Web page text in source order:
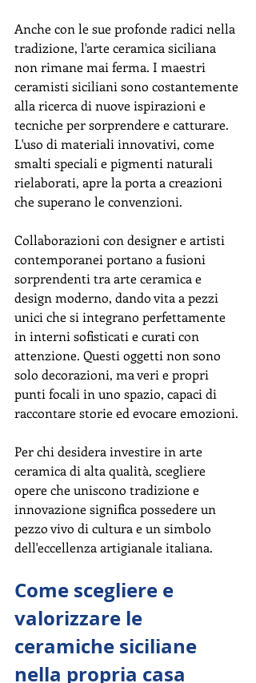
Anche con le sue profonde radici nella
tradizione, l'arte ceramica siciliana
non rimane mai ferma. I maestri
ceramisti siciliani sono costantemente
alla ricerca di nuove ispirazioni e
tecniche per sorprendere e catturare.
L'uso di materiali innovativi, come
smalti speciali e pigmenti naturali
rielaborati, apre la porta a creazioni
che superano le convenzioni.
Collaborazioni con designer e artisti
contemporanei portano a fusioni
sorprendenti tra arte ceramica e
design moderno, dando vita a pezzi
unici che si integrano perfettamente
in interni sofisticati e curati con
attenzione. Questi oggetti non sono
solo decorazioni, ma veri e propri
punti focali in uno spazio, capaci di
raccontare storie ed evocare emozioni.
Per chi desidera investire in arte
ceramica di alta qualità, scegliere
opere che uniscono tradizione e
innovazione significa possedere un
pezzo vivo di cultura e un simbolo
dell'eccellenza artigianale italiana.
Come scegliere e
valorizzare le
ceramiche siciliane
nella propria casa